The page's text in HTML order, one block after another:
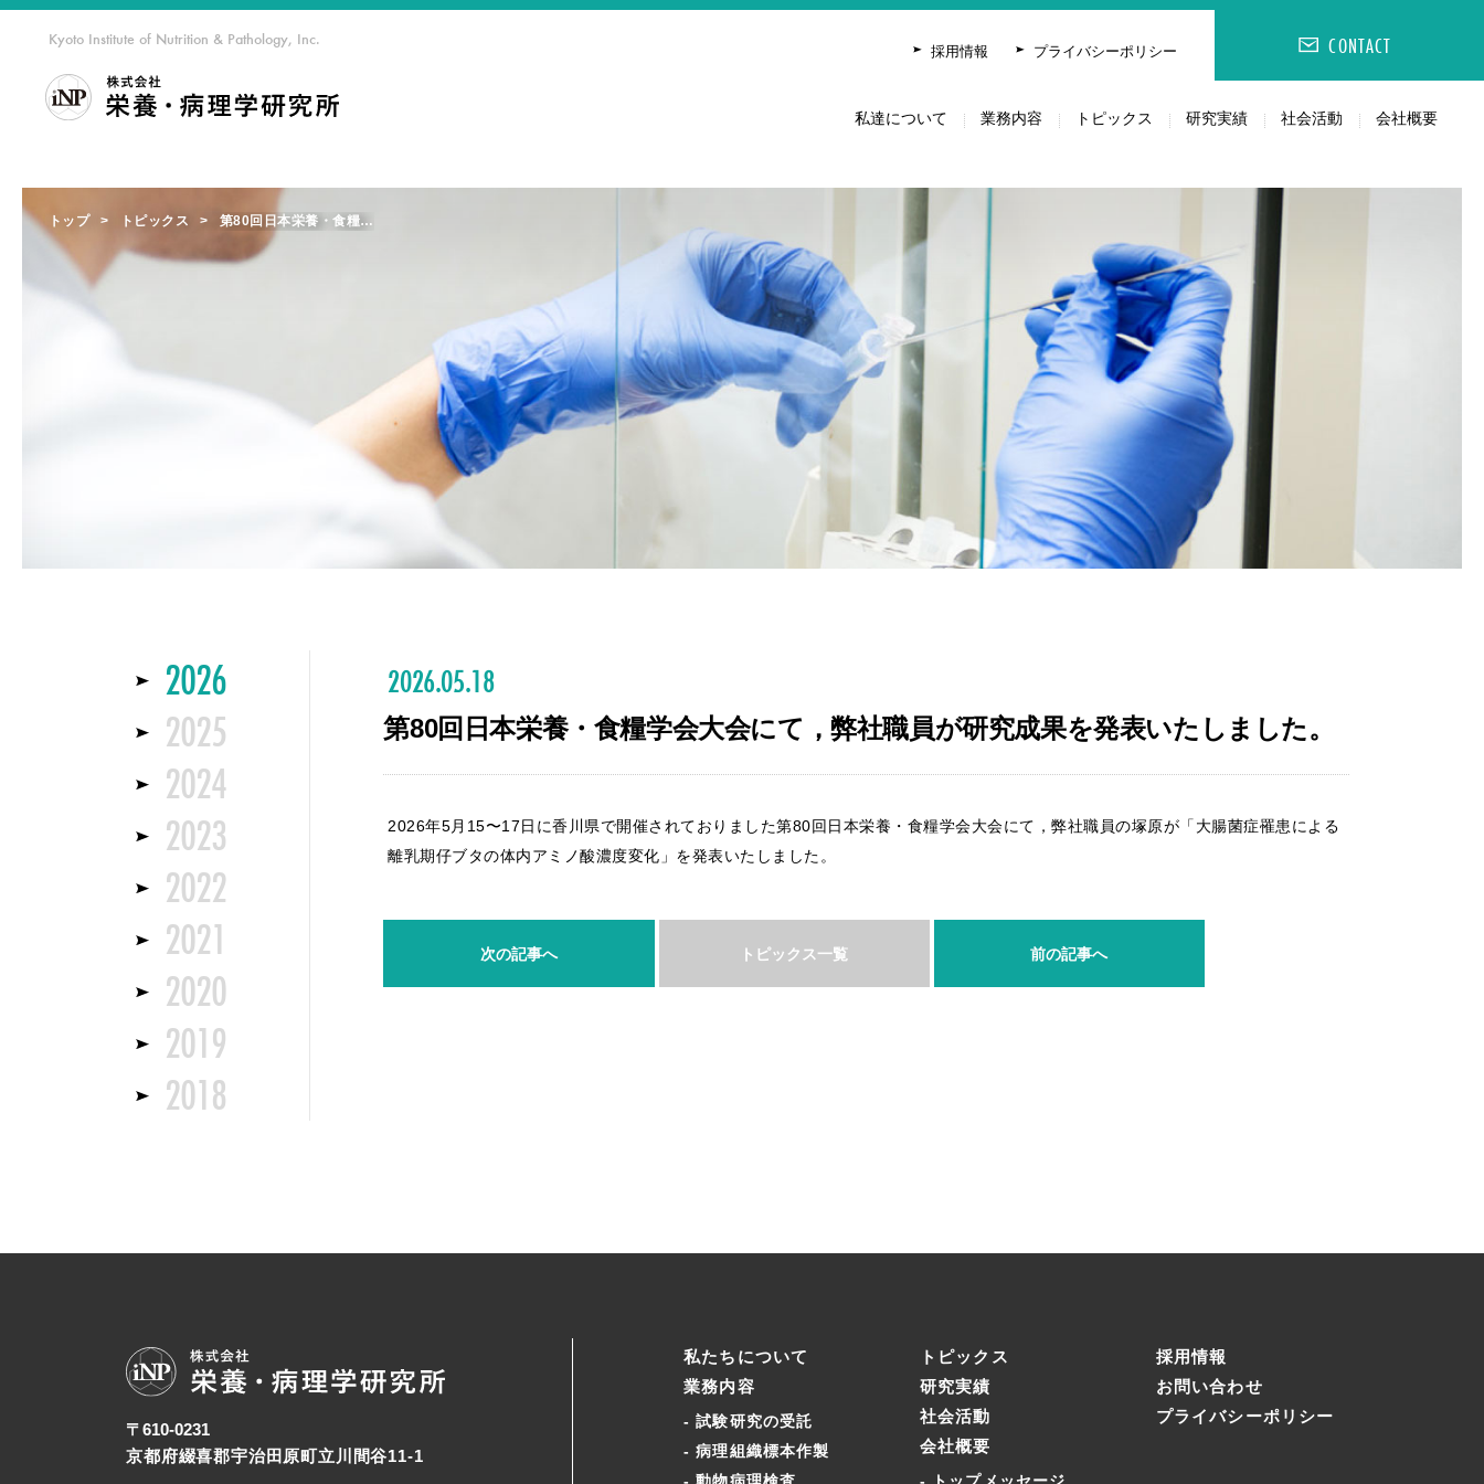
社会活動 会社概要 CONTACT
Kyoto Institute of Nutrition & Pathology, Inc.
採用情報 プライバシーポリシー CONTACT
私達について 業務内容 トピックス 研究実績 社会活動 会社概要
トップ トピックス 第80回日本栄養・食糧学会大会にて，弊社職員が研究成果を発表いたしました。
2026
2025
2024
2023
2022
2021
2020
2019
2018
2026.05.18
第80回日本栄養・食糧学会大会にて，弊社職員が研究成果を発表いたしました。
2026年5月15〜17日に香川県で開催されておりました第80回日本栄養・食糧学会大会にて，弊社職員の塚原が「大腸菌症罹患による
離乳期仔ブタの体内アミノ酸濃度変化」を発表いたしました。
次の記事へ トピックス一覧 前の記事へ
〒610-0231
京都府綴喜郡宇治田原町立川間谷11-1
私たちについて
業務内容
試験研究の受託
病理組織標本作製
トピックス
研究実績
社会活動
会社概要
採用情報
お問い合わせ
プライバシーポリシー